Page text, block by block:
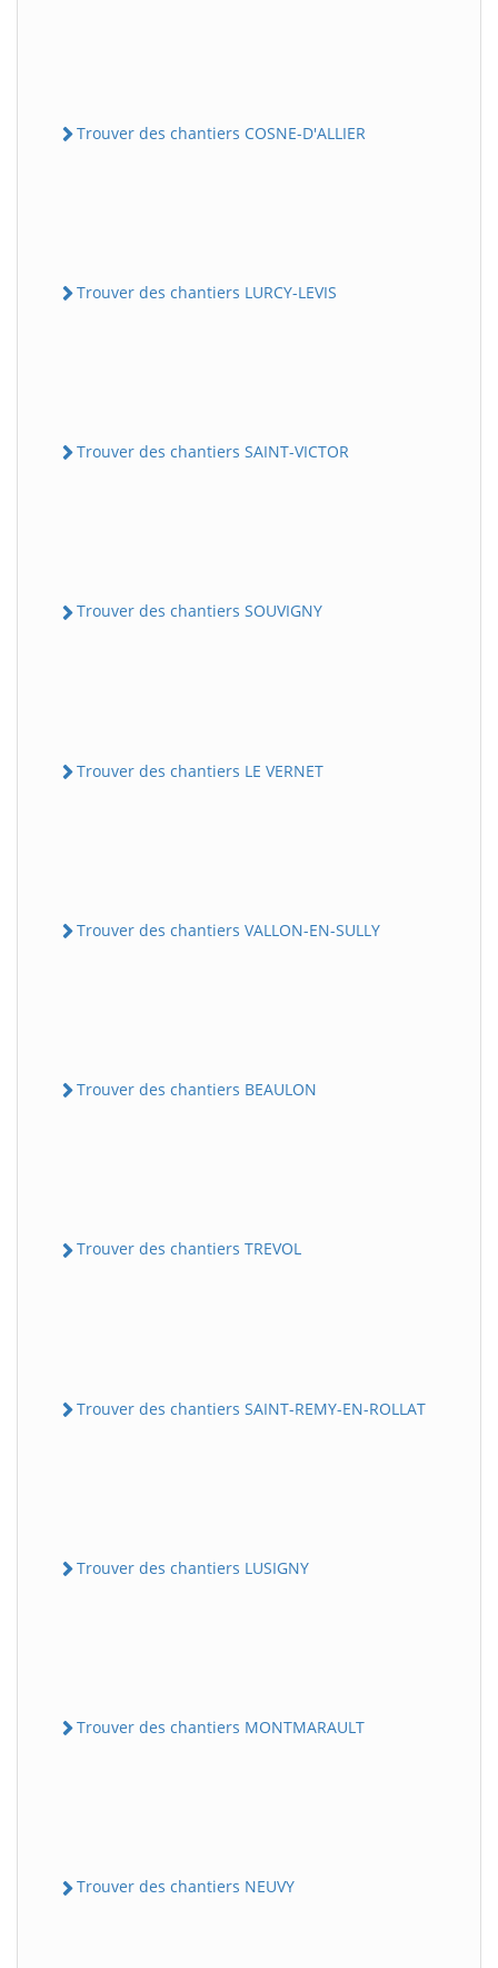
Trouver des chantiers COSNE-D'ALLIER
Trouver des chantiers LURCY-LEVIS
Trouver des chantiers SAINT-VICTOR
Trouver des chantiers SOUVIGNY
Trouver des chantiers LE VERNET
Trouver des chantiers VALLON-EN-SULLY
Trouver des chantiers BEAULON
Trouver des chantiers TREVOL
Trouver des chantiers SAINT-REMY-EN-ROLLAT
Trouver des chantiers LUSIGNY
Trouver des chantiers MONTMARAULT
Trouver des chantiers NEUVY